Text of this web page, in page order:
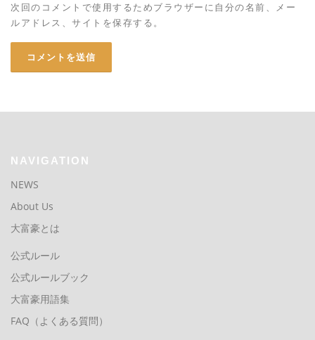
次回のコメントで使用するためブラウザーに自分の名前、メー
ルアドレス、サイトを保存する。
NAVIGATION
NEWS
About Us
大富豪とは
公式ルール
公式ルールブック
大富豪用語集
FAQ（よくある質問）